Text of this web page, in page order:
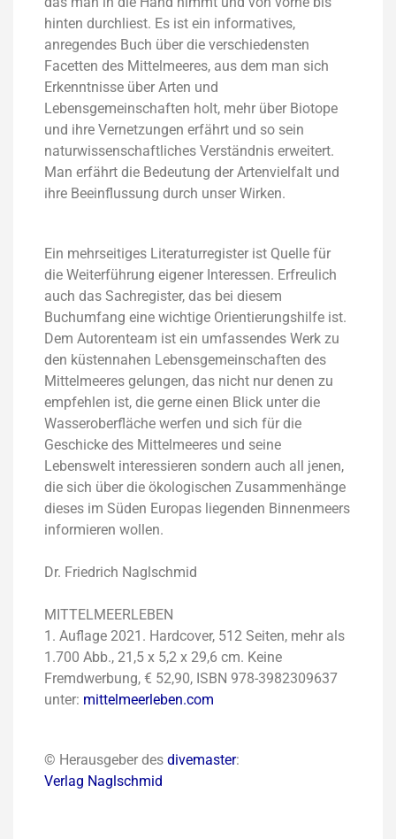
hinten durchliest. Es ist ein informatives,
anregendes Buch über die verschiedensten
Facetten des Mittelmeeres, aus dem man sich
Erkenntnisse über Arten und
Lebensgemeinschaften holt, mehr über Biotope
und ihre Vernetzungen erfährt und so sein
naturwissenschaftliches Verständnis erweitert.
Man erfährt die Bedeutung der Artenvielfalt und
ihre Beeinflussung durch unser Wirken.
Ein mehrseitiges Literaturregister ist Quelle für
die Weiterführung eigener Interessen. Erfreulich
auch das Sachregister, das bei diesem
Buchumfang eine wichtige Orientierungshilfe ist.
Dem Autorenteam ist ein umfassendes Werk zu
den küstennahen Lebensgemeinschaften des
Mittelmeeres gelungen, das nicht nur denen zu
empfehlen ist, die gerne einen Blick unter die
Wasseroberfläche werfen und sich für die
Geschicke des Mittelmeeres und seine
Lebenswelt interessieren sondern auch all jenen,
die sich über die ökologischen Zusammenhänge
dieses im Süden Europas liegenden Binnenmeers
informieren wollen.
Dr. Friedrich Naglschmid
MITTELMEERLEBEN
1. Auflage 2021. Hardcover, 512 Seiten, mehr als
1.700 Abb., 21,5 x 5,2 x 29,6 cm. Keine
Fremdwerbung, € 52,90, ISBN 978-3982309637
unter: mittelmeerleben.com
© Herausgeber des divemaster:
Verlag Naglschmid